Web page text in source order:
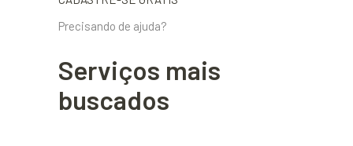
Precisando de ajuda?
Serviços mais
buscados